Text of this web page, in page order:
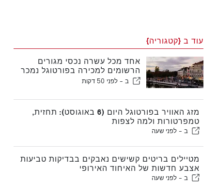
עוד ב {קטגוריה}
אחד מכל עשרה נכסי מגורים
הרשומים למכירה בפורטוגל נמכר
תוך פחות משבוע
ב - לפני 50 דקות
מזג האוויר בפורטוגל היום (6 באוגוסט): תחזית,
טמפרטורות ולמה לצפות
ב - לפני שעה
מטיילים בריטים קשישים נאבקים בבדיקות טביעות
אצבע חדשות של האיחוד האירופי
ב - לפני שעה